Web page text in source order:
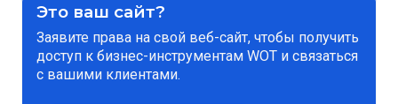
Это ваш сайт?
Заявите права на свой веб-сайт, чтобы получить
доступ к бизнес-инструментам WOT и связаться
с вашими клиентами.